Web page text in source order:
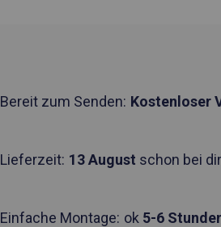
Bereit zum Senden: Kostenloser
Lieferzeit: 13 August schon bei dir
Einfache Montage: ok 5-6